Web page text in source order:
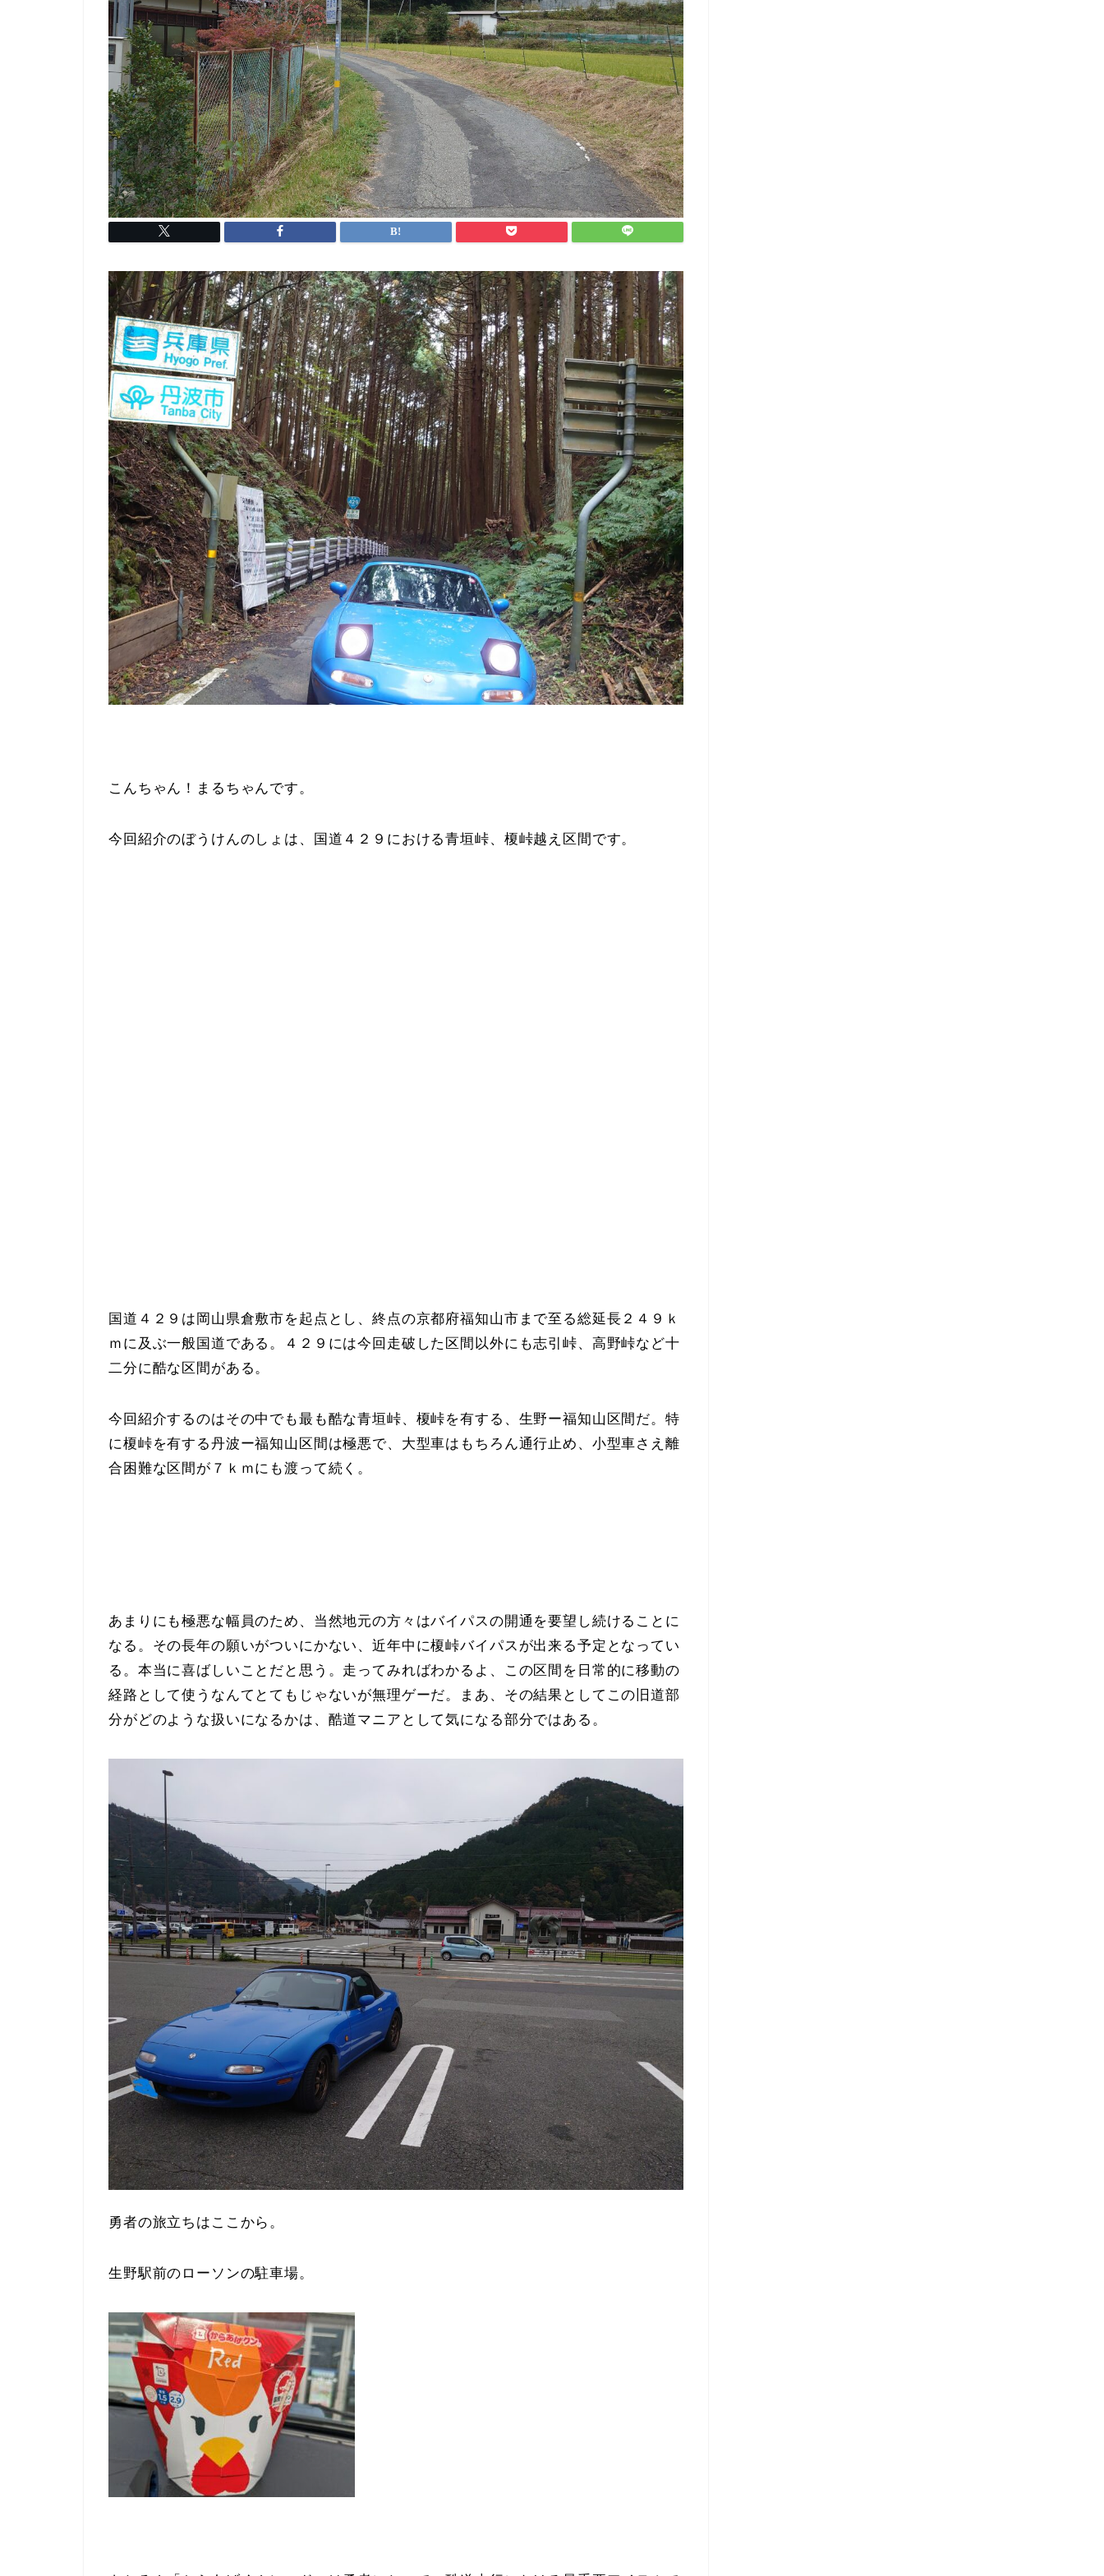
こんちゃん！まるちゃんです。
今回紹介のぼうけんのしょは、国道４２９における青垣峠、榎峠越え区間です。
国道４２９は岡山県倉敷市を起点とし、終点の京都府福知山市まで至る総延長２４９ｋ
ｍに及ぶ一般国道である。４２９には今回走破した区間以外にも志引峠、高野峠など十
二分に酷な区間がある。
今回紹介するのはその中でも最も酷な青垣峠、榎峠を有する、生野ー福知山区間だ。特
に榎峠を有する丹波ー福知山区間は極悪で、大型車はもちろん通行止め、小型車さえ離
合困難な区間が７ｋｍにも渡って続く。
あまりにも極悪な幅員のため、当然地元の方々はバイパスの開通を要望し続けることに
なる。その長年の願いがついにかない、近年中に榎峠バイパスが出来る予定となってい
る。本当に喜ばしいことだと思う。走ってみればわかるよ、この区間を日常的に移動の
経路として使うなんてとてもじゃないが無理ゲーだ。まあ、その結果としてこの旧道部
分がどのような扱いになるかは、酷道マニアとして気になる部分ではある。
勇者の旅立ちはここから。
生野駅前のローソンの駐車場。